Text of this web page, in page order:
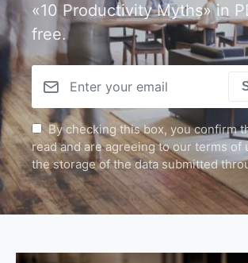
«10 Productivity Myths» in
free.
By checking this box, you confirm
read and are agreeing to our terms of
the storage of the data submitted